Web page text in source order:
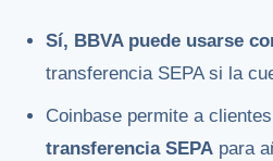
Sí, BBVA puede usarse
transferencia SEPA si la
Coinbase permite a
transferencia SEPA para